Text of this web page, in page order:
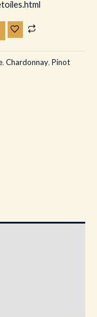
, Chardonnay, Pinot